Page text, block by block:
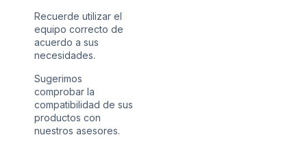
Recuerde utilizar el
equipo correcto de
acuerdo a sus
necesidades.
Sugerimos
comprobar la
compatibilidad de sus
productos con
nuestros asesores.